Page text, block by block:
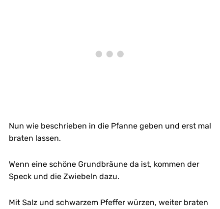
Nun wie beschrieben in die Pfanne geben und erst mal
braten lassen.
Wenn eine schöne Grundbräune da ist, kommen der
Speck und die Zwiebeln dazu.
Mit Salz und schwarzem Pfeffer würzen, weiter braten